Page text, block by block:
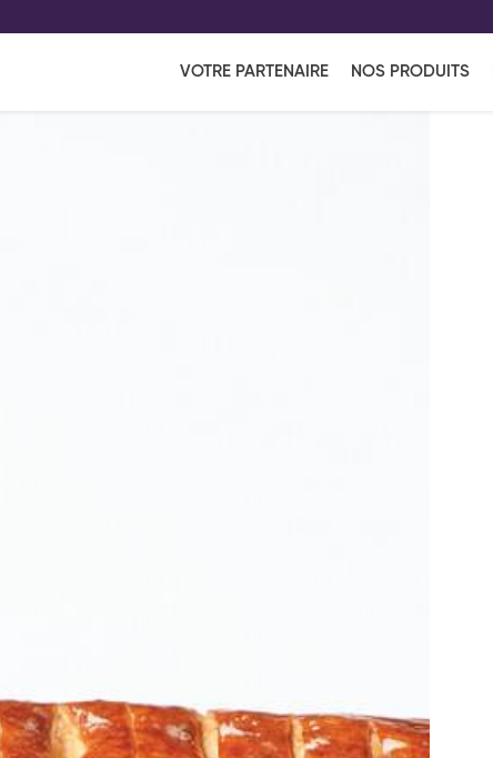
VOTRE PARTENAIRE NOS PRODUITS
produit Coup de Coeur